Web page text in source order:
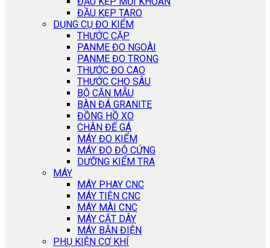
ĐẦU KẸP TARO
DỤNG CỤ ĐO KIỂM
THƯỚC CẶP
PANME ĐO NGOÀI
PANME ĐO TRONG
THƯỚC ĐO CAO
THƯỚC CHO SÂU
BỘ CĂN MẪU
BÀN ĐÁ GRANITE
ĐỒNG HỒ XO
CHÂN ĐẾ GÁ
MÁY ĐO KIỂM
MÁY ĐO ĐỘ CỨNG
DƯỠNG KIỂM TRA
MÁY
MÁY PHAY CNC
MÁY TIỆN CNC
MÁY MÀI CNC
MÁY CẮT DÂY
MÁY BẮN ĐIỆN
PHỤ KIỆN CƠ KHÍ